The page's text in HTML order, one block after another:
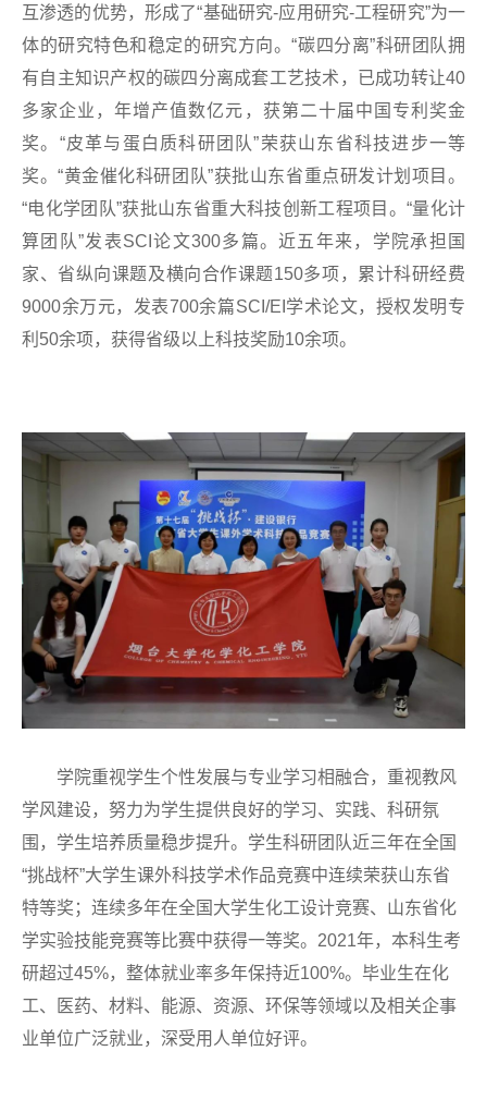
互渗透的优势，形成了“基础研究-应用研究-工程研究”为一
体的研究特色和稳定的研究方向。“碳四分离”科研团队拥
有自主知识产权的碳四分离成套工艺技术，已成功转让40
多家企业，年增产值数亿元，获第二十届中国专利奖金
奖。“皮革与蛋白质科研团队”荣获山东省科技进步一等
奖。“黄金催化科研团队”获批山东省重点研发计划项目。
“电化学团队”获批山东省重大科技创新工程项目。“量化计
算团队”发表SCI论文300多篇。近五年来，学院承担国
家、省纵向课题及横向合作课题150多项，累计科研经费
9000余万元，发表700余篇SCI/EI学术论文，授权发明专
利50余项，获得省级以上科技奖励10余项。
学院重视学生个性发展与专业学习相融合，重视教风
学风建设，努力为学生提供良好的学习、实践、科研氛
围，学生培养质量稳步提升。学生科研团队近三年在全国
“挑战杯”大学生课外科技学术作品竞赛中连续荣获山东省
特等奖；连续多年在全国大学生化工设计竞赛、山东省化
学实验技能竞赛等比赛中获得一等奖。2021年，本科生考
研超过45%，整体就业率多年保持近100%。毕业生在化
工、医药、材料、能源、资源、环保等领域以及相关企事
业单位广泛就业，深受用人单位好评。